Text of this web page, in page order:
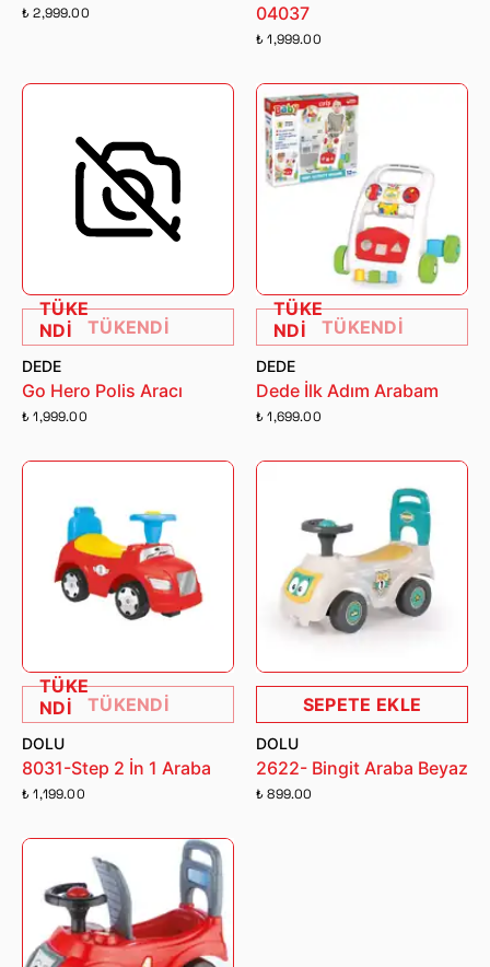
₺ 2,999.00
04037
₺ 1,999.00
TÜKE
NDİ
TÜKENDİ
DEDE
Go Hero Polis Aracı
₺ 1,999.00
TÜKE
NDİ
TÜKENDİ
DEDE
Dede İlk Adım Arabam
₺ 1,699.00
TÜKE
NDİ
TÜKENDİ
DOLU
8031-Step 2 İn 1 Araba
₺ 1,199.00
SEPETE EKLE
DOLU
2622- Bingit Araba Beyaz
₺ 899.00